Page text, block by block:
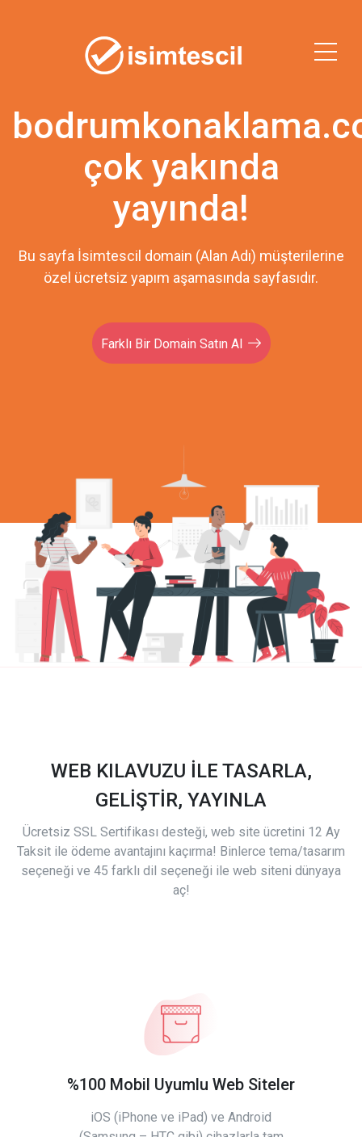
çok yakında
yayında!
Bu sayfa İsimtescil domain (Alan Adı) müşterilerine
özel ücretsiz yapım aşamasında sayfasıdır.
Farklı Bir Domain Satın Al
WEB KILAVUZU İLE TASARLA,
GELİŞTİR, YAYINLA
Ücretsiz SSL Sertifikası desteği, web site ücretini 12 Ay
Taksit ile ödeme avantajını kaçırma! Binlerce tema/tasarım
seçeneği ve 45 farklı dil seçeneği ile web siteni dünyaya
aç!
%100 Mobil Uyumlu Web Siteler
iOS (iPhone ve iPad) ve Android